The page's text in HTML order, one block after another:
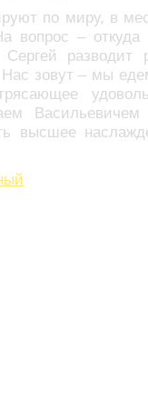
по миру, в
вопрос – откуда
разводит
Нас зовут – мы
Васильевичем
высшее